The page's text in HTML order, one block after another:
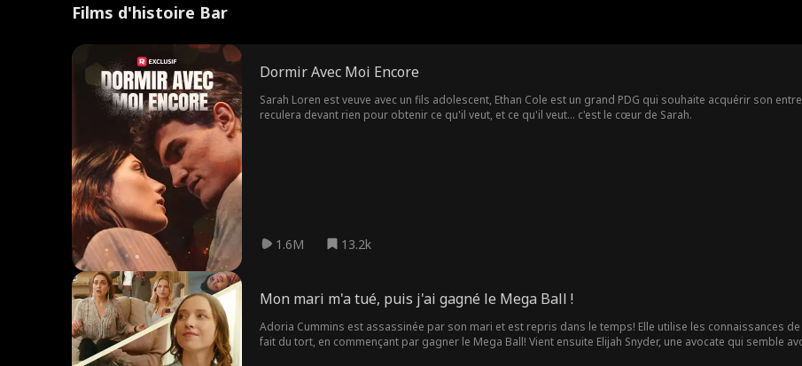
Films d'histoire Bar
Dormir Avec Moi Encore
Sarah Loren est veuve avec un fils adolescent, Ethan Cole est un grand PDG qui souhaite acquérir son
reculera devant rien pour obtenir ce qu'il veut, et ce qu'il veut… c'est le cœur de Sarah.
1.6M 13.2k
Mon mari m'a tué, puis j'ai gagné le Mega Ball !
Adoria Cummins est assassinée par son mari et est repris dans le temps! Elle utilise les connaissances
fait du tort, en commençant par gagner le Mega Ball! Vient ensuite Elijah Snyder, une avocate qui semble